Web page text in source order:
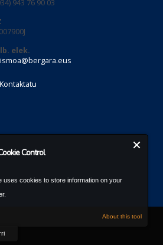
Control
uses cookies to store information on your
About this tool
943 76 90 03
elek.
Kontaktatu